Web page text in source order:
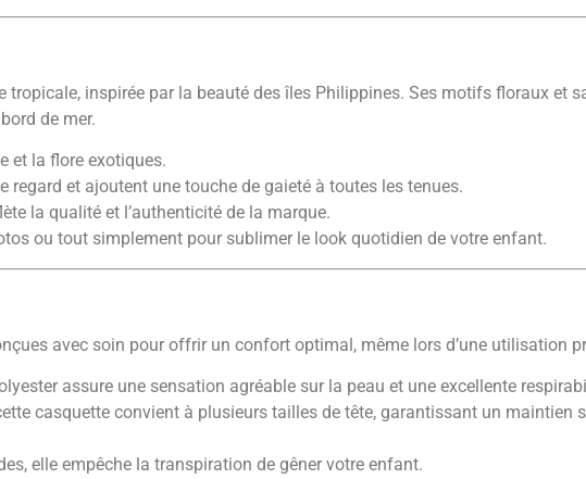
inspirée par la beauté des îles Philippines. Ses motifs floraux et
de mer.
et la flore exotiques.
et ajoutent une touche de gaieté à toutes les tenues.
la qualité et l’authenticité de la marque.
ou tout simplement pour sublimer le look quotidien de votre enfant.
avec soin pour offrir un confort optimal, même lors d’une utilisation
assure une sensation agréable sur la peau et une excellente
casquette convient à plusieurs tailles de tête, garantissant un maintien
elle empêche la transpiration de gêner votre enfant.